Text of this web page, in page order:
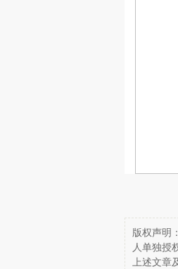
版权声明
人单独授
上述文章